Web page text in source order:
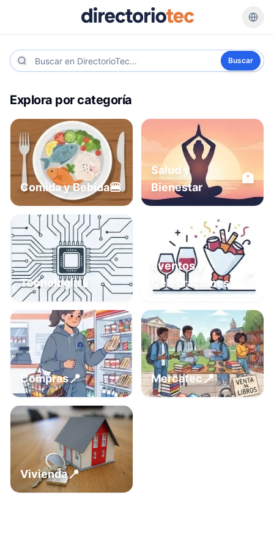
Buscar
Explora por categoría
Comida y Bebida🍔
Salud y
Bienestar
🏥
Tecnología📱
Eventos y
Celebraciones
Compras📍 Mercatec📍
Vivienda📍